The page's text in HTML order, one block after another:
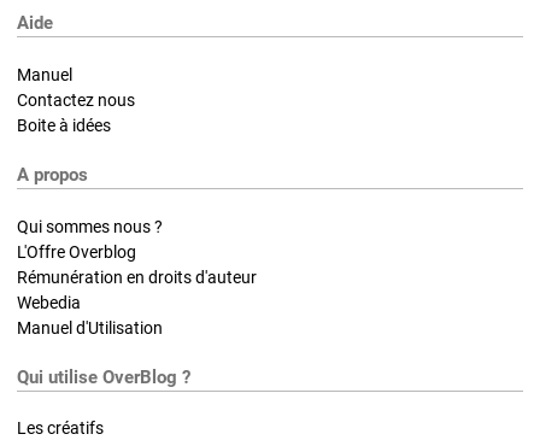
Aide
Manuel
Contactez nous
Boite à idées
A propos
Qui sommes nous ?
L'Offre Overblog
Rémunération en droits d'auteur
Webedia
Manuel d'Utilisation
Qui utilise OverBlog ?
Les créatifs